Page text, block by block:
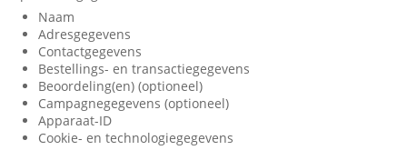
Naam
Adresgegevens
Contactgegevens
Bestellings- en transactiegegevens
Beoordeling(en) (optioneel)
Campagnegegevens (optioneel)
Apparaat-ID
Cookie- en technologiegegevens